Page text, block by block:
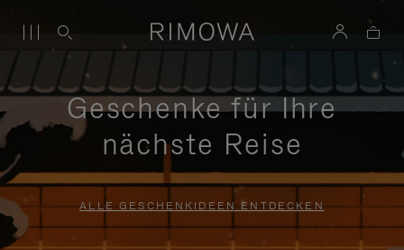
Geschenke für Ihre
nächste Reise
ALLE GESCHENKIDEEN ENTDECKEN